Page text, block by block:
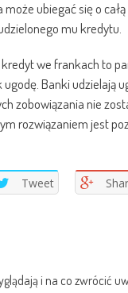
ubiegać się o
mu kredytu.
we frankach to
Banki udzielają
zobowiązania nie
rozwiązaniem jest
Tweet
i na co zwrócić